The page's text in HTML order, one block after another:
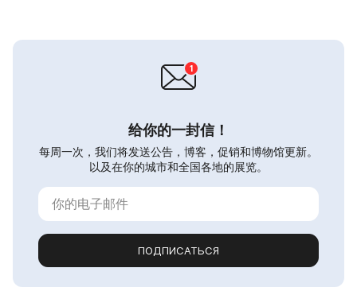
给你的一封信！
每周一次，我们将发送公告，博客，促销和博物馆更新。
以及在你的城市和全国各地的展览。
ПОДПИСАТЬСЯ